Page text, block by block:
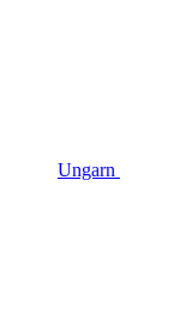
Ungarn